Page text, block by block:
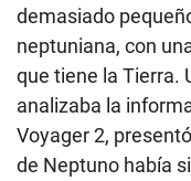
demasiado
neptuniana, con
que tiene la Tierra.
analizaba la
Voyager 2,
de Neptuno había